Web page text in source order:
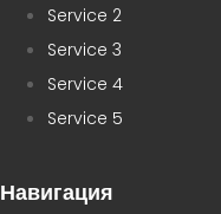
Service 2
Service 3
Service 4
Service 5
Навигация